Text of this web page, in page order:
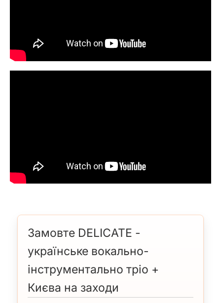
Замовте DELICATE -
українське вокально-
інструментально тріо +
Києва на заходи